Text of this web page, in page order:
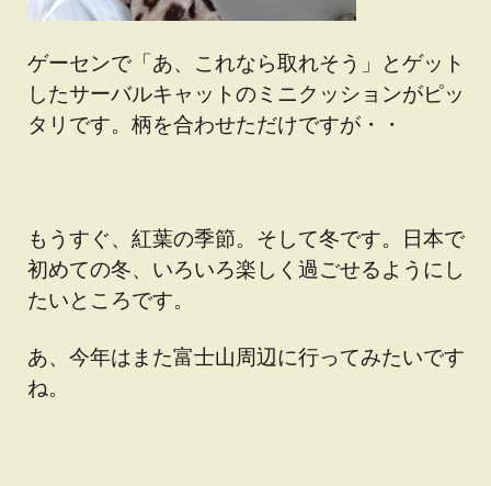
ゲーセンで「あ、これなら取れそう」とゲット
したサーバルキャットのミニクッションがピッ
タリです。柄を合わせただけですが・・
もうすぐ、紅葉の季節。そして冬です。日本で
初めての冬、いろいろ楽しく過ごせるようにし
たいところです。
あ、今年はまた富士山周辺に行ってみたいです
ね。